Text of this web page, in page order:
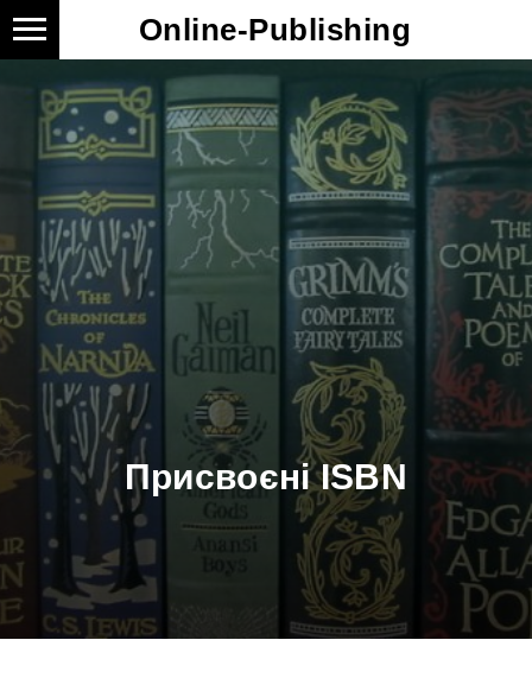
Оnline-Publishing
Присвоєні ISBN